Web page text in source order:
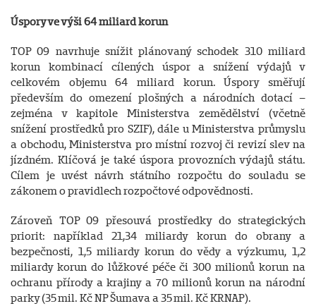
Úspory ve výši 64 miliard korun
TOP 09 navrhuje snížit plánovaný schodek 310 miliard
korun kombinací cílených úspor a snížení výdajů v
celkovém objemu 64 miliard korun. Úspory směřují
především do omezení plošných a národních dotací –
zejména v kapitole Ministerstva zemědělství (včetně
snížení prostředků pro SZIF), dále u Ministerstva průmyslu
a obchodu, Ministerstva pro místní rozvoj či revizí slev na
jízdném. Klíčová je také úspora provozních výdajů státu.
Cílem je uvést návrh státního rozpočtu do souladu se
zákonem o pravidlech rozpočtové odpovědnosti.
Zároveň TOP 09 přesouvá prostředky do strategických
priorit: například 21,34 miliardy korun do obrany a
bezpečnosti, 1,5 miliardy korun do vědy a výzkumu, 1,2
miliardy korun do lůžkové péče či 300 milionů korun na
ochranu přírody a krajiny a 70 milionů korun na národní
parky (35 mil. Kč NP Šumava a 35 mil. Kč KRNAP).